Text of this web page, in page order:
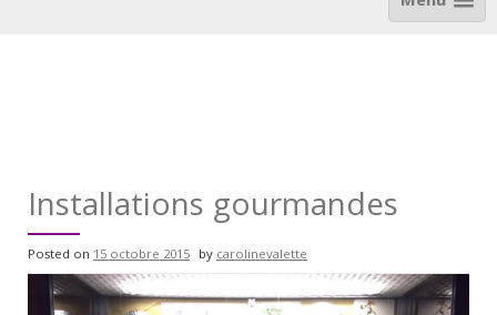
Installations gourmandes
Posted on 15 octobre 2015 bycarolinevalette